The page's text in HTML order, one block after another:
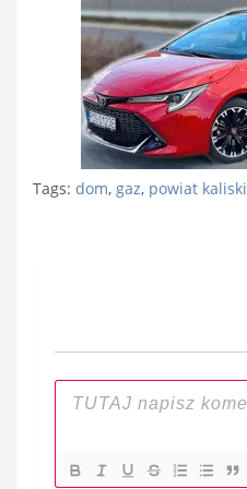
Tags: dom, gaz, powiat kaliski